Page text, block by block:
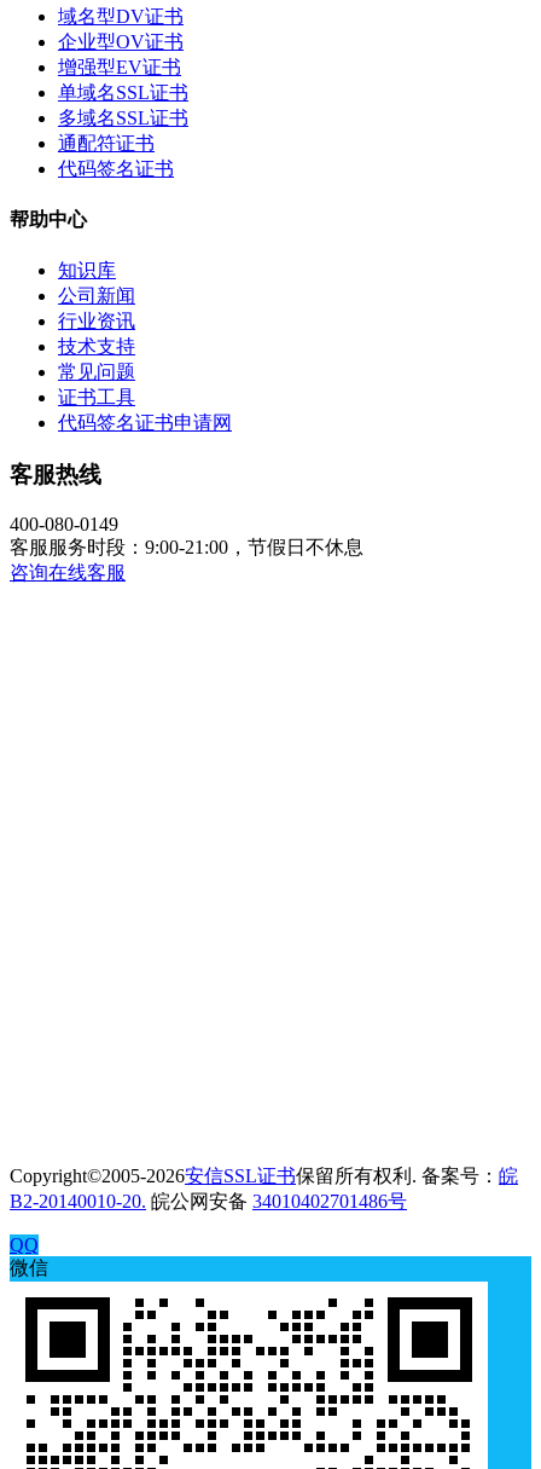
域名型DV证书
企业型OV证书
增强型EV证书
单域名SSL证书
多域名SSL证书
通配符证书
代码签名证书
帮助中心
知识库
公司新闻
行业资讯
技术支持
常见问题
证书工具
代码签名证书申请网
客服热线
400-080-0149
客服服务时段：9:00-21:00，节假日不休息
咨询在线客服
Copyright©2005-2026安信SSL证书保留所有权利. 备案号： 皖
B2-20140010-20. 皖公网安备 34010402701486号
QQ
微信